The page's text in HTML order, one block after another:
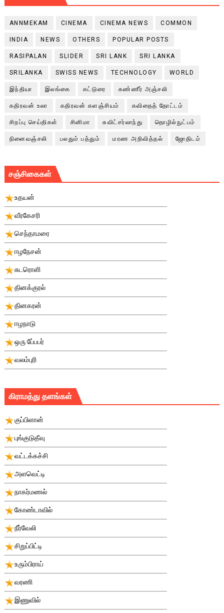
ANNMEKAM CINEMA CINEMA NEWS COMMON
INDIA NEWS OTHERS POPULAR POSTS
RASIPALAN SLIDER SRI LANK SRI LANKA
SRILANKA SWISS NEWS TECHNOLOGY WORLD
இந்தியா இலங்கை கட்டுரை கண்ணீர் அஞ்சலி
கதிரவன் உலா கதிரவன் களஞ்சியம் கவிதைத் தோட்டம்
சிறப்பு செய்திகள் சினிமா சுவிட்சர்லாந்து தொழில்நுட்பம்
நினைவஞ்சலி பலதும் பத்தும் மரண அறிவித்தல் ஜோதிடம்
சஞ்சிகைகள்
உதயன்
வீரகேசரி
செந்தாமரை
ஈழநேசன்
சுடரொளி
தினக்குரல்
தினகரன்
ஈழநாடு
ஒரு பே்பபர்
வலம்புரி
கிராமத்து தளங்கள்
குப்பிளான்
புங்குடுதீவு
வட்டக்கச்சி
அளவெட்டி
நாகர்மணல்
கோண்டாவில்
நீர்வேலி
சிறுப்பிட்டி
உரும்பிராய்
வரணி
இணுவில்